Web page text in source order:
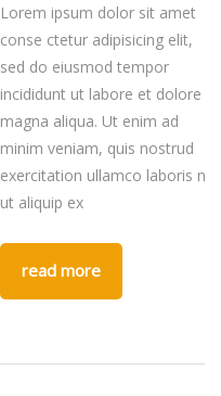
Lorem ipsum dolor sit amet
conse ctetur adipisicing elit,
sed do eiusmod tempor
incididunt ut labore et dolore
magna aliqua. Ut enim ad
minim veniam, quis nostrud
exercitation ullamco laboris nisi
ut aliquip ex
read more